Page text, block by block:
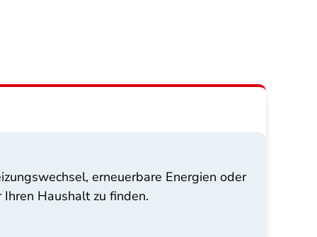
erneuerbare Energien oder
Haushalt zu finden.